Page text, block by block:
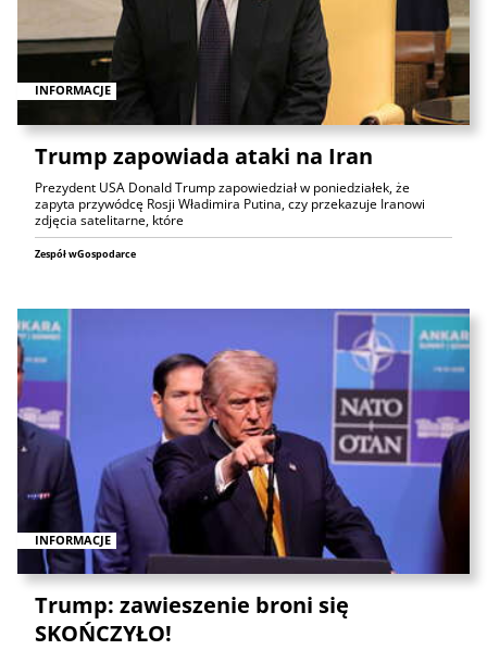
INFORMACJE
Trump zapowiada ataki na Iran
Prezydent USA Donald Trump zapowiedział w poniedziałek, że
zapyta przywódcę Rosji Władimira Putina, czy przekazuje Iranowi
zdjęcia satelitarne, które
Zespół wGospodarce
INFORMACJE
Trump: zawieszenie broni się
SKOŃCZYŁO!